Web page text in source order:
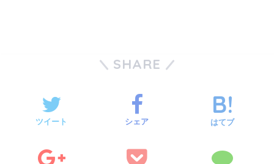
SHARE
ツイート シェア はてブ